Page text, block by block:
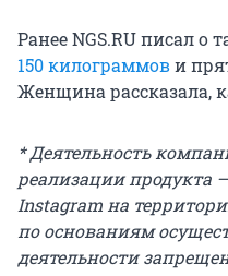
Ранее NGS.RU писал о
150 килограммови
Женщина рассказала,
* Деятельность
реализации продукта
Instagram на
по основаниям
деятельности